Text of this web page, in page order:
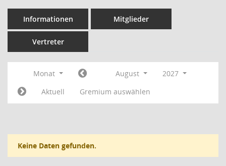
Informationen Mitglieder
Vertreter
Monat August
2027
Aktuell
Gremium auswählen
Keine Daten gefunden.